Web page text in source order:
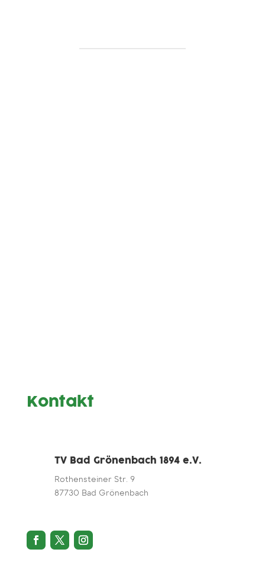
Kontakt
TV Bad Grönenbach 1894 e.V.
Rothensteiner Str. 9
87730 Bad Grönenbach